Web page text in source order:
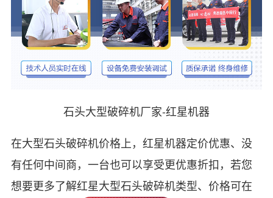
石头大型破碎机厂家-红星机器
在大型石头破碎机价格上，红星机器定价优惠、没
有任何中间商，一台也可以享受更优惠折扣，若您
想要更多了解红星大型石头破碎机类型、价格可在